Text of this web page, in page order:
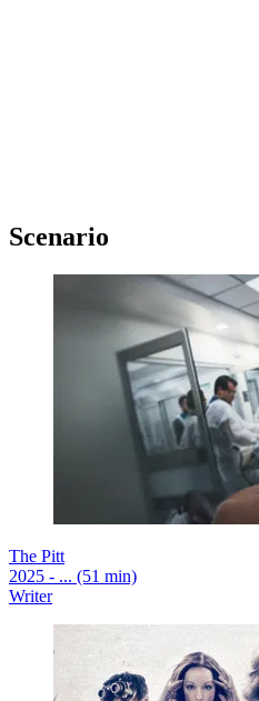
Scenario
The Pitt
2025 - ... (51 min)
Writer